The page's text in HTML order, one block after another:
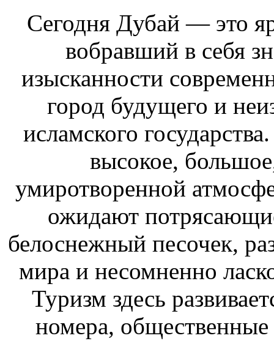
Сегодня Дубай — это
вобравший в себя
изысканности
город будущего и
исламского
высокое,
умиротворенной
ожидают
белоснежный песочек,
мира и несомненно
Туризм здесь
номера,